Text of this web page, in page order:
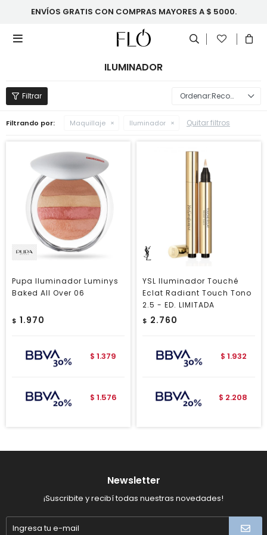
ENVÍOS GRATIS CON COMPRAS MAYORES A $ 5000.

ILUMINADOR
Recomendados
Filtrando por: Maquillaje Iluminador Quitar filtros
Pupa Iluminador Luminys
Baked All Over 06
$ 1.970
$ 1.379
$ 1.576
YSL Iluminador Touché
Eclat Radiant Touch Tono
2.5 - ED. LIMITADA
$ 2.760
$ 1.932
$ 2.208
Newsletter
¡Suscribite y recibí todas nuestras novedades!